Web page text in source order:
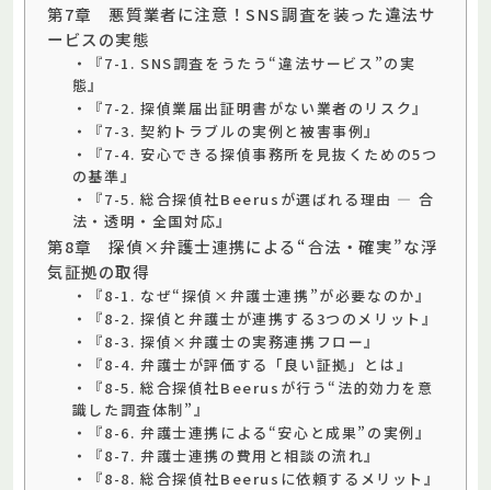
第7章 悪質業者に注意！SNS調査を装った違法サ
ービスの実態
・『7-1. SNS調査をうたう“違法サービス”の実
態』
・『7-2. 探偵業届出証明書がない業者のリスク』
・『7-3. 契約トラブルの実例と被害事例』
・『7-4. 安心できる探偵事務所を見抜くための5つ
の基準』
・『7-5. 総合探偵社Beerusが選ばれる理由 — 合
法・透明・全国対応』
第8章 探偵×弁護士連携による“合法・確実”な浮
気証拠の取得
・『8-1. なぜ“探偵×弁護士連携”が必要なのか』
・『8-2. 探偵と弁護士が連携する3つのメリット』
・『8-3. 探偵×弁護士の実務連携フロー』
・『8-4. 弁護士が評価する「良い証拠」とは』
・『8-5. 総合探偵社Beerusが行う“法的効力を意
識した調査体制”』
・『8-6. 弁護士連携による“安心と成果”の実例』
・『8-7. 弁護士連携の費用と相談の流れ』
・『8-8. 総合探偵社Beerusに依頼するメリット』